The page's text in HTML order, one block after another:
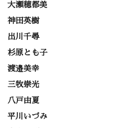
大瀬穂都美
神田英樹
出川千尋
杉原とも子
渡邉美幸
三牧崇光
八戸由夏
平川いづみ